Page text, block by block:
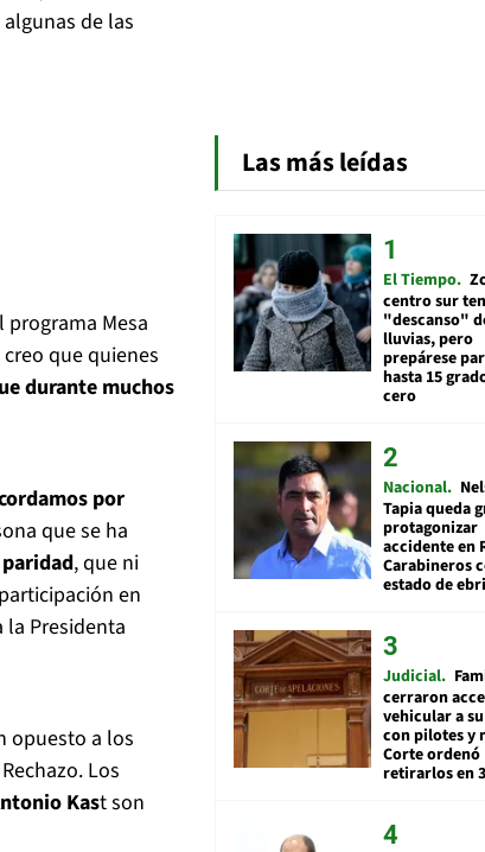
de las
Mesa
que quienes
durante muchos
por
que se ha
, que ni
en
Presidenta
opuesto a los
Los
Kast son
Las más leídas
El Tiempo
centro sur
"descanso"
lluvias, pero
prepárese
hasta 15
cero
Nacional
Tapia queda
protagonizar
accidente en
Carabineros
estado de
Judicial
cerraron
vehicular a
con pilotes y
Corte ordenó
retirarlos en